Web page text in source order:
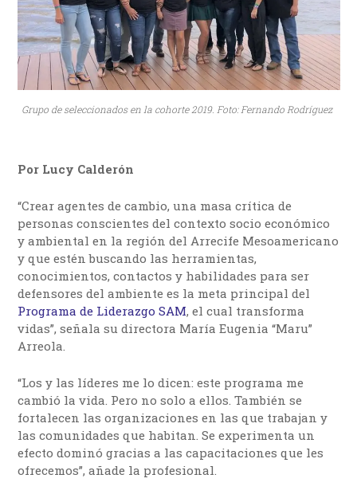
Grupo de seleccionados en la cohorte 2019. Foto: Fernando Rodríguez
Por Lucy Calderón
“Crear agentes de cambio, una masa crítica de
personas conscientes del contexto socio económico
y ambiental en la región del Arrecife Mesoamericano
y que estén buscando las herramientas,
conocimientos, contactos y habilidades para ser
defensores del ambiente es la meta principal del
Programa de Liderazgo SAM, el cual transforma
vidas”, señala su directora María Eugenia “Maru”
Arreola.
“Los y las líderes me lo dicen: este programa me
cambió la vida. Pero no solo a ellos. También se
fortalecen las organizaciones en las que trabajan y
las comunidades que habitan. Se experimenta un
efecto dominó gracias a las capacitaciones que les
ofrecemos”, añade la profesional.